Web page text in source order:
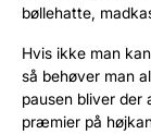
bøllehatte,
Hvis ikke man
så behøver man
pausen bliver der
præmier på